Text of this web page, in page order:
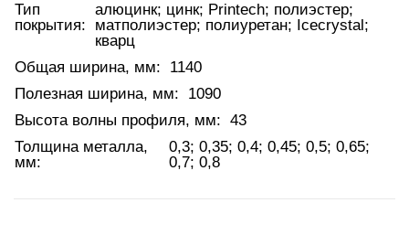
Тип
покрытия:
алюцинк; цинк; Printech; полиэстер;
матполиэстер; полиуретан; Icecrystal;
кварц
Общая ширина, мм:
1140
Полезная ширина, мм:
1090
Высота волны профиля, мм: 43
Толщина металла,
мм:
0,3; 0,35; 0,4; 0,45; 0,5; 0,65;
0,7; 0,8